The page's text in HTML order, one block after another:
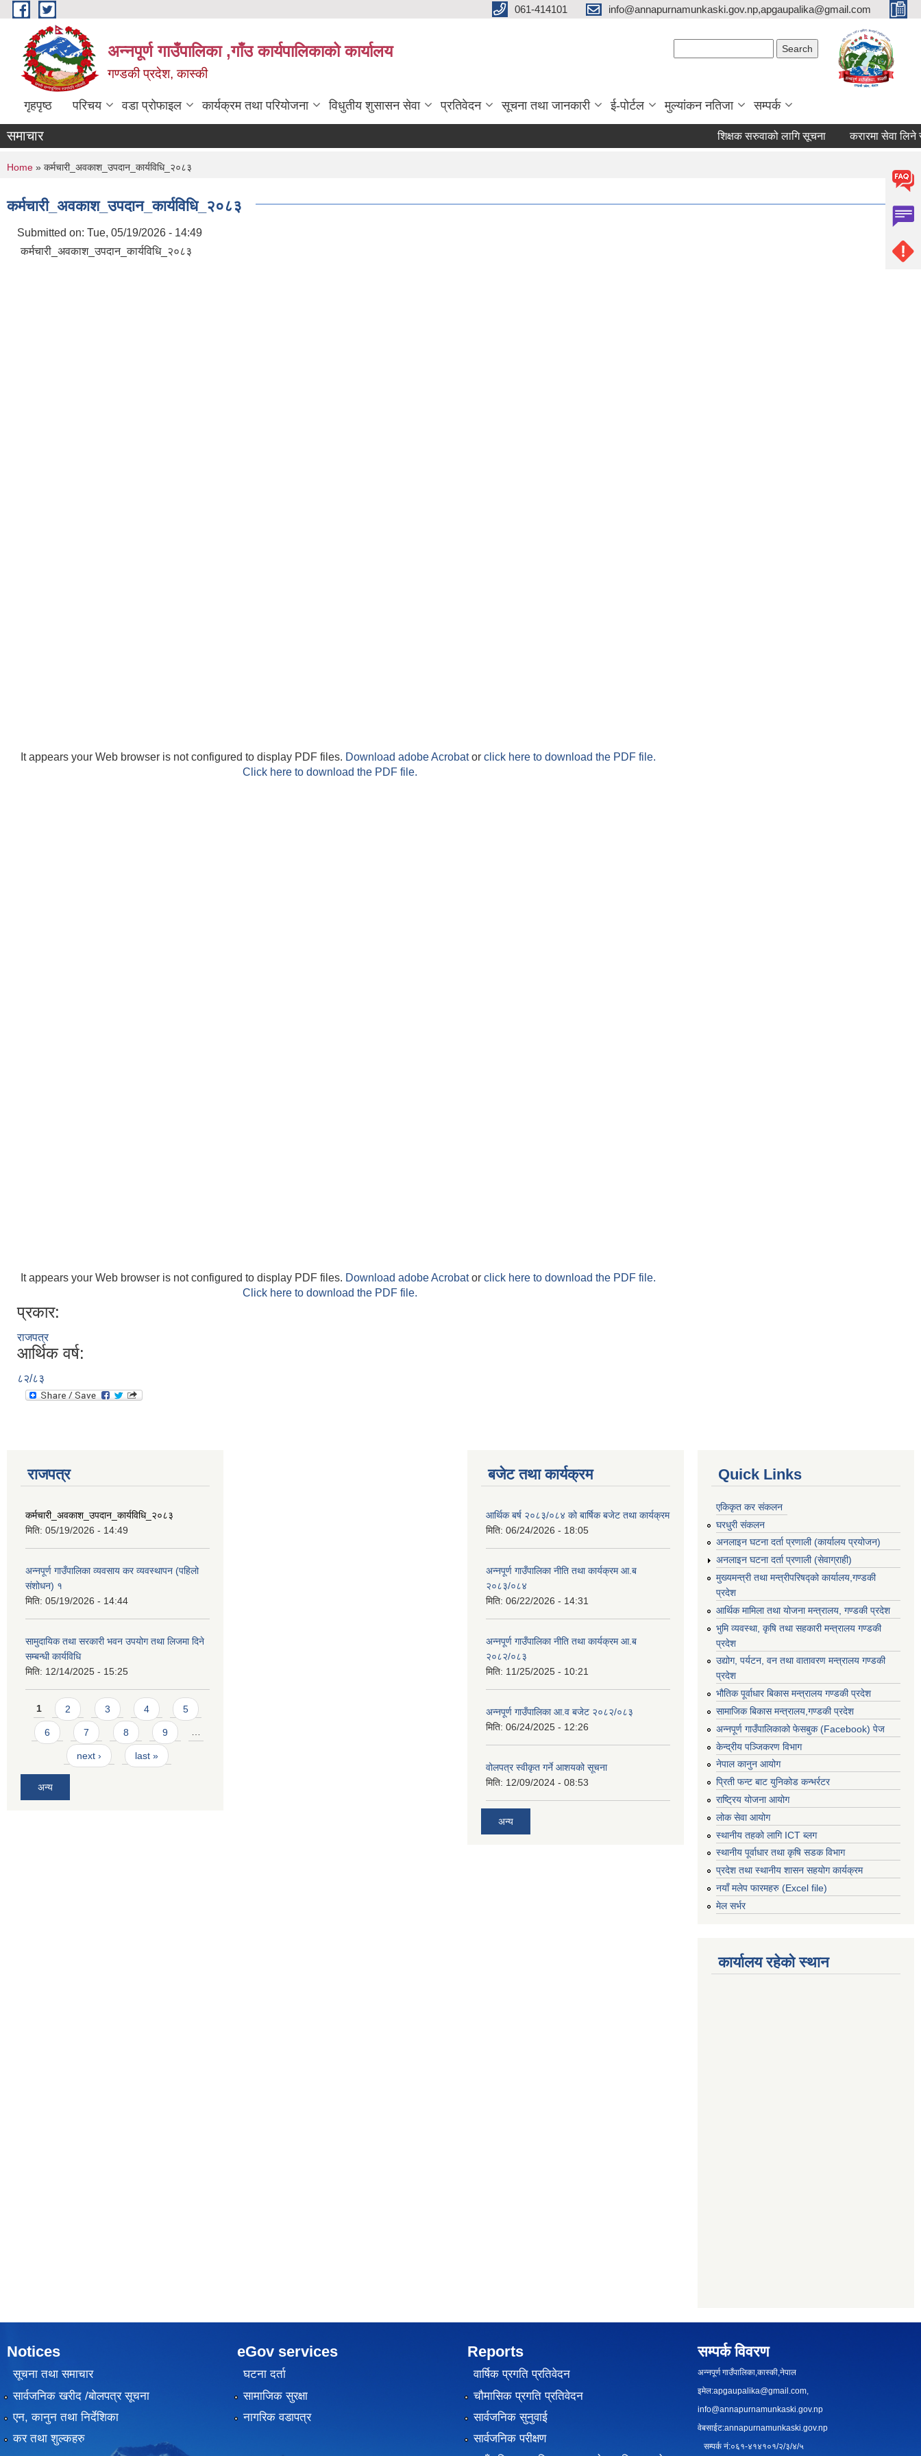
Skip to main content 061-414101 info@annapurnamunkaski.gov.np,apgaupalika@gmail.com
अन्नपूर्ण गाउँपालिका ,गाँउ कार्यपालिकाको कार्यालय
गण्डकी प्रदेश, कास्की
गृहपृष्ठ परिचय वडा प्रोफाइल कार्यक्रम तथा परियोजना विधुतीय शुसासन सेवा प्रतिवेदन सूचना तथा जानकारी ई-पोर्टल मुल्यांकन नतिजा सम्पर्क
समाचार शिक्षक सरुवाको लागि सूचना करारमा सेवा लिने
You are here
Home » कर्मचारी_अवकाश_उपदान_कार्यविधि_२०८३
कर्मचारी_अवकाश_उपदान_कार्यविधि_२०८३
Submitted on: Tue, 05/19/2026 - 14:49
कर्मचारी_अवकाश_उपदान_कार्यविधि_२०८३
It appears your Web browser is not configured to display PDF files. Download adobe Acrobator click here to download the PDF file.
Click here to download the PDF file.
It appears your Web browser is not configured to display PDF files. Download adobe Acrobator click here to download the PDF file.
Click here to download the PDF file.
प्रकार:
राजपत्र
आर्थिक वर्ष:
८२/८३
राजपत्र
कर्मचारी_अवकाश_उपदान_कार्यविधि_२०८३
मिति: 05/19/2026 - 14:49
अन्नपूर्ण गाउँपालिका व्यवसाय कर व्यवस्थापन (पहिलो
संशोधन) १
मिति: 05/19/2026 - 14:44
सामुदायिक तथा सरकारी भवन उपयोग तथा लिजमा दिने
सम्बन्धी कार्यविधि
मिति: 12/14/2025 - 15:25
Pages
1 2 3 4 5
6 7 8 9 …
next › last »
अन्य
बजेट तथा कार्यक्रम
आर्थिक बर्ष २०८३/०८४ को बार्षिक बजेट तथा कार्यक्रम
मिति: 06/24/2026 - 18:05
अन्नपूर्ण गाउँपालिका नीति तथा कार्यक्रम आ.ब
२०८३/०८४
मिति: 06/22/2026 - 14:31
अन्नपूर्ण गाउँपालिका नीति तथा कार्यक्रम आ.ब
२०८२/०८३
मिति: 11/25/2025 - 10:21
अन्नपूर्ण गाउँपालिका आ.व बजेट २०८२/०८३
मिति: 06/24/2025 - 12:26
वोलपत्र स्वीकृत गर्ने आशयको सूचना
मिति: 12/09/2024 - 08:53
अन्य
Quick Links
एकिकृत कर संकलन
घरधुरी संकलन
अनलाइन घटना दर्ता प्रणाली (कार्यालय प्रयोजन)
अनलाइन घटना दर्ता प्रणाली (सेवाग्राही)
मुख्यमन्त्री तथा मन्त्रीपरिषद्को कार्यालय,गण्डकी
प्रदेश
आर्थिक मामिला तथा योजना मन्त्रालय, गण्डकी प्रदेश
भुमि व्यवस्था, कृषि तथा सहकारी मन्त्रालय गण्डकी
प्रदेश
उद्योग, पर्यटन, वन तथा वातावरण मन्त्रालय गण्डकी
प्रदेश
भौतिक पूर्वाधार बिकास मन्त्रालय गण्डकी प्रदेश
सामाजिक बिकास मन्त्रालय,गण्डकी प्रदेश
अन्नपूर्ण गाउँपालिकाको फेसबुक (Facebook) पेज
केन्द्रीय पञ्जिकरण विभाग
नेपाल कानुन आयोग
प्रिती फन्ट बाट युनिकोड कन्भर्रटर
राष्ट्रिय योजना आयोग
लोक सेवा आयोग
स्थानीय तहको लागि ICT ब्लग
स्थानीय पूर्वाधार तथा कृषि सडक विभाग
प्रदेश तथा स्थानीय शासन सहयोग कार्यक्रम
नयाँ मलेप फारमहरु (Excel file)
मेल सर्भर
कार्यालय रहेको स्थान
Notices
सूचना तथा समाचार
सार्वजनिक खरीद /बोलपत्र सूचना
एन, कानुन तथा निर्देशिका
कर तथा शुल्कहरु
eGov services
घटना दर्ता
सामाजिक सुरक्षा
नागरिक वडापत्र
Reports
वार्षिक प्रगति प्रतिवेदन
चौमासिक प्रगति प्रतिवेदन
सार्वजनिक सुनुवाई
सार्वजनिक परीक्षण
सम्पर्क विवरण
अन्नपूर्ण गाउँपालिका,कास्की,नेपाल
इमेल:apgaupalika@gmail.com
info@annapurnamunkaski.gov.np
वेबसाईट:annapurnamunkaski.gov.np
सम्पर्क नं:०६१-४१४१०१/२/३/४/५